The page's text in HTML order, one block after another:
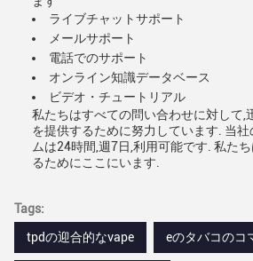
ライブチャットサポート
メールサポート
電話でのサポート
オンライン知識データベース
ビデオ・チュートリアル
私たちはすべての問い合わせに対して,
を提供するために努力しています. 当
ムは24時間,週7日,利用可能です. 私た
るためにここにいます.
Tags:
tpdの迎合的なvape
eのタバコのコ